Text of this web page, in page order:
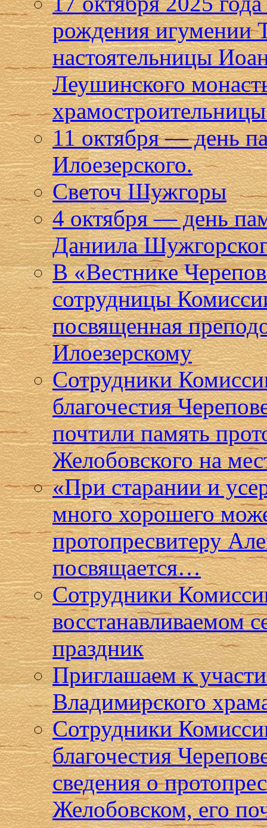
рождения игумении
настоятельницы
Леушинского
11 октября — день
Илоезерского.
Светоч Шужгоры
4 октября — день
Даниила
В «Вестнике
сотрудницы
посвященная
Илоезерскому
Сотрудники
благочестия
почтили память
Желобовского на
«При старании и
много хорошего
протопресвитеру
посвящается…
Сотрудники
восстанавливаемом
праздник
Приглашаем к
Владимирского
Сотрудники
благочестия
сведения о
Желобовском, его